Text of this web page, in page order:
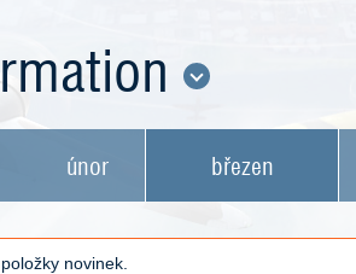
únor březen
novinek.